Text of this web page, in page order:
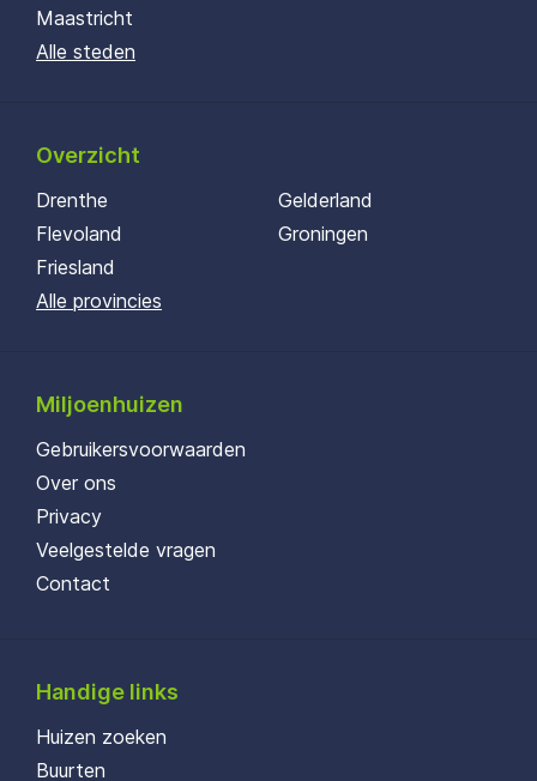
Maastricht
Alle steden
Overzicht
Drenthe
Flevoland
Friesland
Gelderland
Groningen
Alle provincies
Miljoenhuizen
Gebruikersvoorwaarden
Over ons
Privacy
Veelgestelde vragen
Contact
Handige links
Huizen zoeken
Buurten